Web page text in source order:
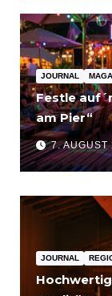
JOURNAL
Festle
am Pier“
7. AUGUST
JOURNAL